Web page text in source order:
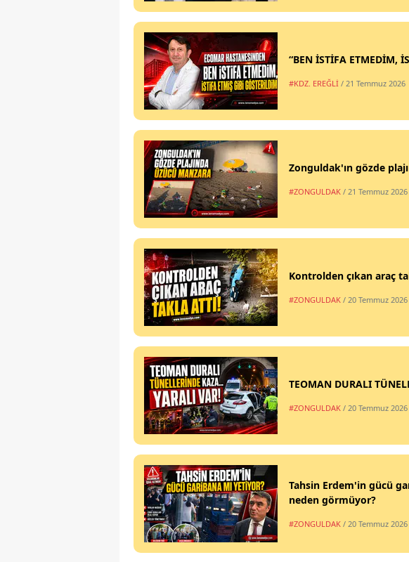
“BEN İSTİFA ETMEDİM,
#KDZ. EREĞLİ / 21 Temmuz 2026
Zonguldak'ın gözde
#ZONGULDAK / 21 Temmuz 2026
Kontrolden çıkan araç
#ZONGULDAK / 20 Temmuz 2026
TEOMAN DURALI
#ZONGULDAK / 20 Temmuz 2026
Tahsin Erdem'in gücü
neden görmüyor?
#ZONGULDAK / 20 Temmuz 2026